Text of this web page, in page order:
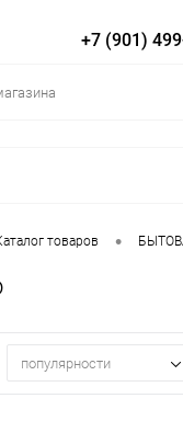
+7 (901)
товаров •
популярности